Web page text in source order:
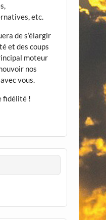
etc.
de s’élargir
et des coups
moteur
nos
vous.
fidélité !